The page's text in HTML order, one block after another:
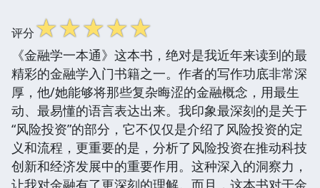
评分☆☆☆☆☆
《金融学一本通》这本书，绝对是我近年来读到的最
精彩的金融学入门书籍之一。作者的写作功底非常深
厚，他/她能够将那些复杂晦涩的金融概念，用最生
动、最易懂的语言表达出来。我印象最深刻的是关于
“风险投资”的部分，它不仅仅是介绍了风险投资的定
义和流程，更重要的是，分析了风险投资在推动科技
创新和经济发展中的重要作用。这种深入的洞察力，
让我对金融有了更深刻的理解。而且，这本书对于金